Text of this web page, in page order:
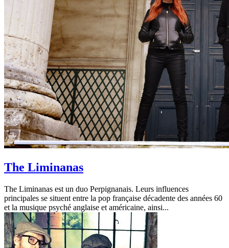
The Liminanas
The Liminanas est un duo Perpignanais. Leurs influences
principales se situent entre la pop française décadente des années 60
et la musique psyché anglaise et américaine, ainsi...